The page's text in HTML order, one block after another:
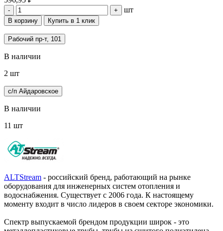
- + шт
В корзину Купить в 1 клик
Рабочий пр-т, 101
В наличии
2 шт
с/п Айдаровское
В наличии
11 шт
ALTStream - российский бренд, работающий на рынке
оборудования для инженерных систем отопления и
водоснабжения. Существует с 2006 года. К настоящему
моменту входит в число лидеров в своем секторе экономики.
Спектр выпускаемой брендом продукции широк - это